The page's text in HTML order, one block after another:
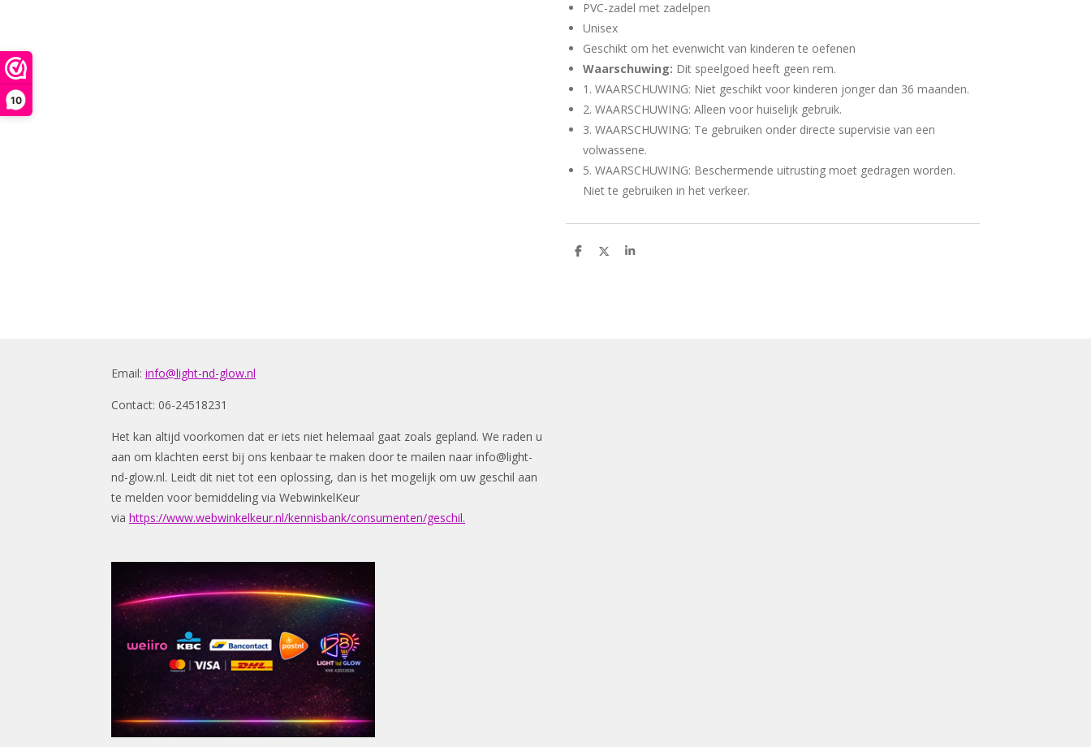
10
PVC-zadel met zadelpen
Unisex
Geschikt om het evenwicht van kinderen te oefenen
Waarschuwing: Dit speelgoed heeft geen rem.
1. WAARSCHUWING: Niet geschikt voor kinderen jonger dan 36 maanden.
2. WAARSCHUWING: Alleen voor huiselijk gebruik.
3. WAARSCHUWING: Te gebruiken onder directe supervisie van een
volwassene.
5. WAARSCHUWING: Beschermende uitrusting moet gedragen worden.
Niet te gebruiken in het verkeer.
D
D
S
Email: info@light-nd-glow.nl
Contact: 06-24518231
Het kan altijd voorkomen dat er iets niet helemaal gaat zoals gepland. We raden u
aan om klachten eerst bij ons kenbaar te maken door te mailen naar info@light-
nd-glow.nl. Leidt dit niet tot een oplossing, dan is het mogelijk om uw geschil aan
te melden voor bemiddeling via WebwinkelKeur
via https://www.webwinkelkeur.nl/kennisbank/consumenten/geschil.